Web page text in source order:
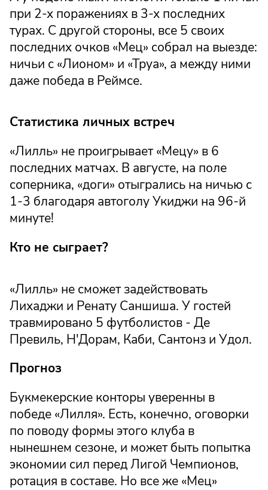
при 2-х поражениях в 3-х последних
турах. С другой стороны, все 5 своих
последних очков «Мец» собрал на выезде:
ничьи с «Лионом» и «Труа», а между ними
даже победа в Реймсе.
Статистика личных встреч
«Лилль» не проигрывает «Мецу» в 6
последних матчах. В августе, на поле
соперника, «доги» отыгрались на ничью с
1-3 благодаря автоголу Укиджи на 96-й
минуте!
Кто не сыграет?
«Лилль» не сможет задействовать
Лихаджи и Ренату Саншиша. У гостей
травмировано 5 футболистов - Де
Превиль, Н'Дорам, Каби, Сантонз и Удол.
Прогноз
Букмекерские конторы уверенны в
победе «Лилля». Есть, конечно, оговорки
по поводу формы этого клуба в
нынешнем сезоне, и может быть попытка
экономии сил перед Лигой Чемпионов,
ротация в составе. Но все же «Мец»